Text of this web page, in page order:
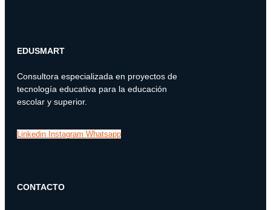
EDUSMART
Consultora especializada en proyectos de
tecnología educativa para la educación
escolar y superior.
Linkedin Instagram Whatsapp
CONTACTO